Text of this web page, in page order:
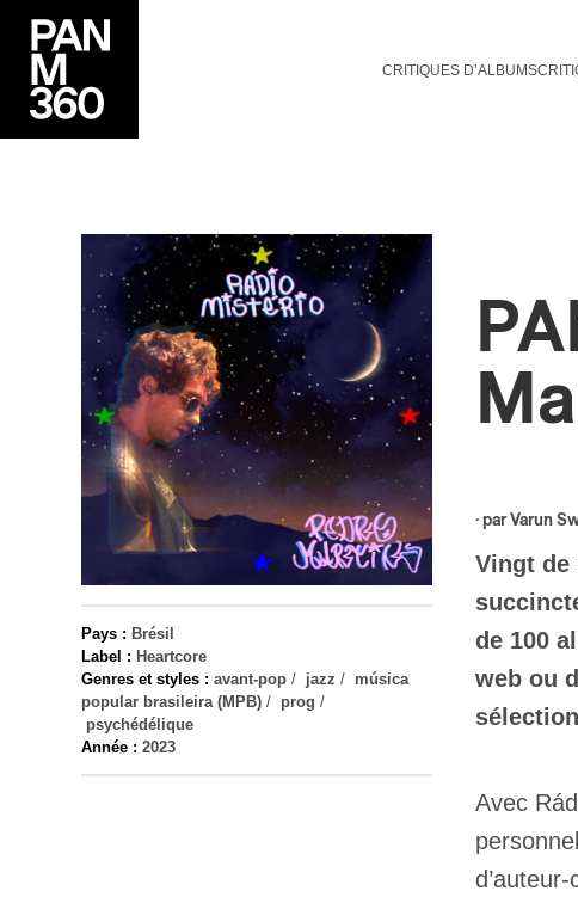
CRITIQUES D’ALBUMS
Pays : Brésil
Label : Heartcore
Genres et styles : avant-pop / jazz / música
popular brasileira (MPB) / prog /
psychédélique
Année : 2023
· par Varun
Vingt de
de 100
web ou
Avec